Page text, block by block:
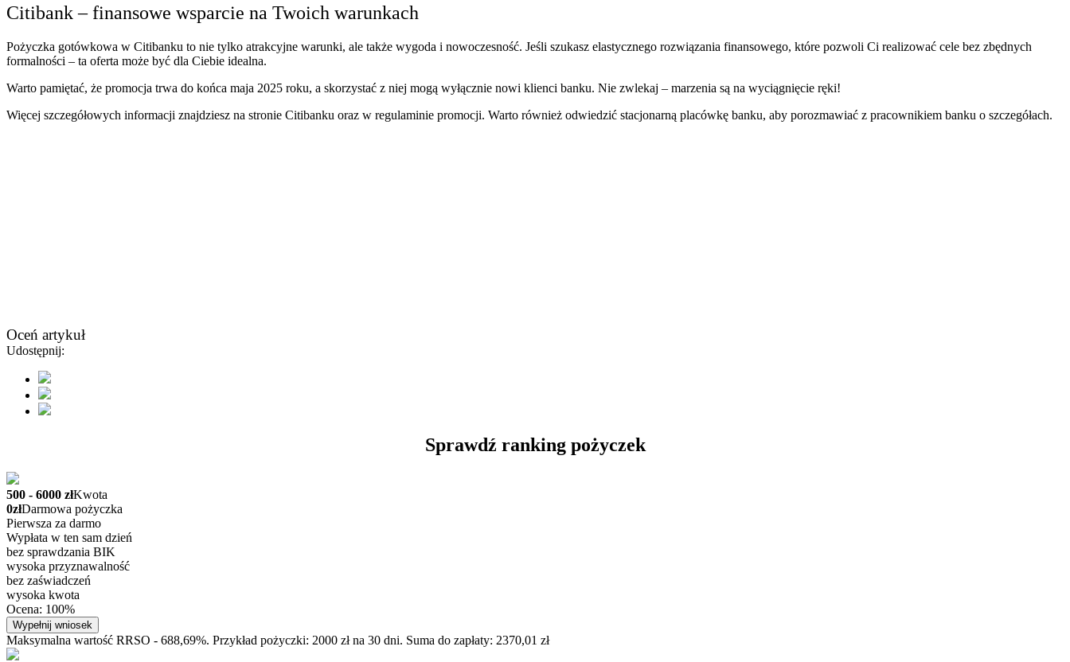
Citibank – finansowe wsparcie na Twoich warunkach
Pożyczka gotówkowa w Citibanku to nie tylko atrakcyjne warunki, ale także wygoda i nowoczesność. Jeśli szukasz elastycznego rozwiązania finansowego, które pozwoli Ci realizować cele bez zbędnych
formalności – ta oferta może być dla Ciebie idealna.
Warto pamiętać, że promocja trwa do końca maja 2025 roku, a skorzystać z niej mogą wyłącznie nowi klienci banku. Nie zwlekaj – marzenia są na wyciągnięcie ręki!
Więcej szczegółowych informacji znajdziesz na stronie Citibanku oraz w regulaminie promocji. Warto również odwiedzić stacjonarną placówkę banku, aby porozmawiać z pracownikiem banku o szczegółach.
Oceń artykuł
Udostępnij:
Sprawdź ranking pożyczek
500 - 6000 złKwota
0złDarmowa pożyczka
Pierwsza za darmo
Wypłata w ten sam dzień
bez sprawdzania BIK
wysoka przyznawalność
bez zaświadczeń
wysoka kwota
Ocena: 100%
Wypełnij wniosek
Maksymalna wartość RRSO - 688,69%. Przykład pożyczki: 2000 zł na 30 dni. Suma do zapłaty: 2370,01 zł